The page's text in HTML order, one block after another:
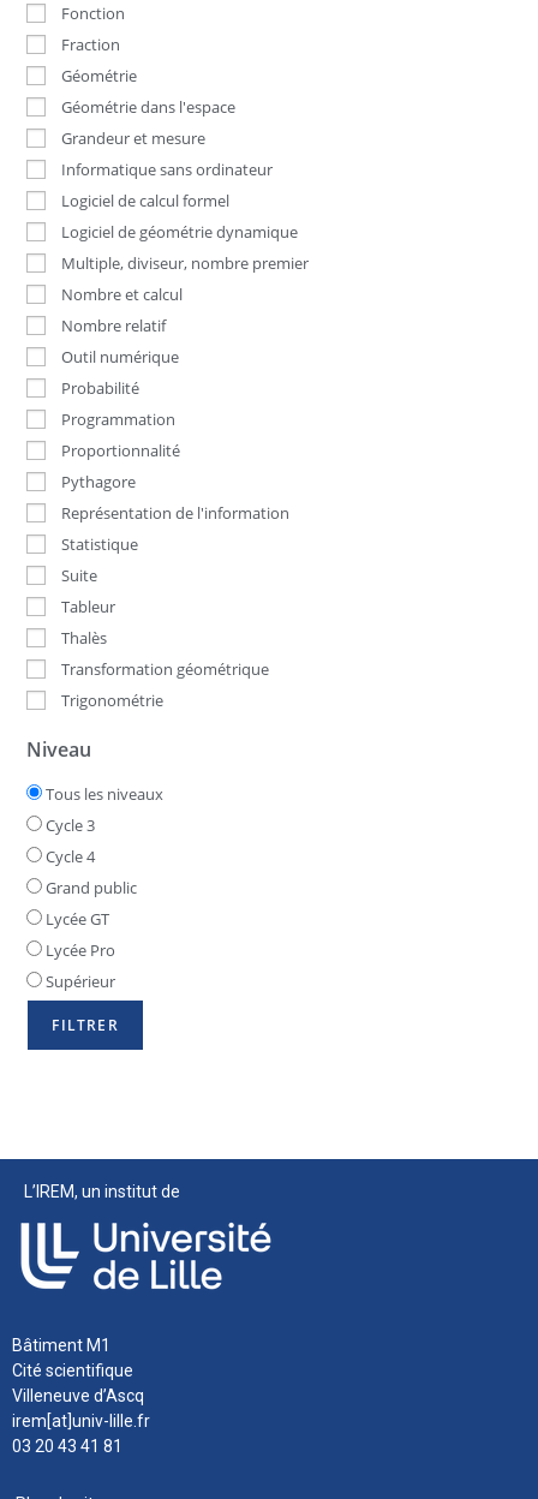
Fonction
Fraction
Géométrie
Géométrie dans l'espace
Grandeur et mesure
Informatique sans ordinateur
Logiciel de calcul formel
Logiciel de géométrie dynamique
Multiple, diviseur, nombre premier
Nombre et calcul
Nombre relatif
Outil numérique
Probabilité
Programmation
Proportionnalité
Pythagore
Représentation de l'information
Statistique
Suite
Tableur
Thalès
Transformation géométrique
Trigonométrie
Niveau
Tous les niveaux
Cycle 3
Cycle 4
Grand public
Lycée GT
Lycée Pro
Supérieur
L’IREM, un institut de
Bâtiment M1
Cité scientifique
Villeneuve d’Ascq
irem[at]univ-lille.fr
03 20 43 41 81